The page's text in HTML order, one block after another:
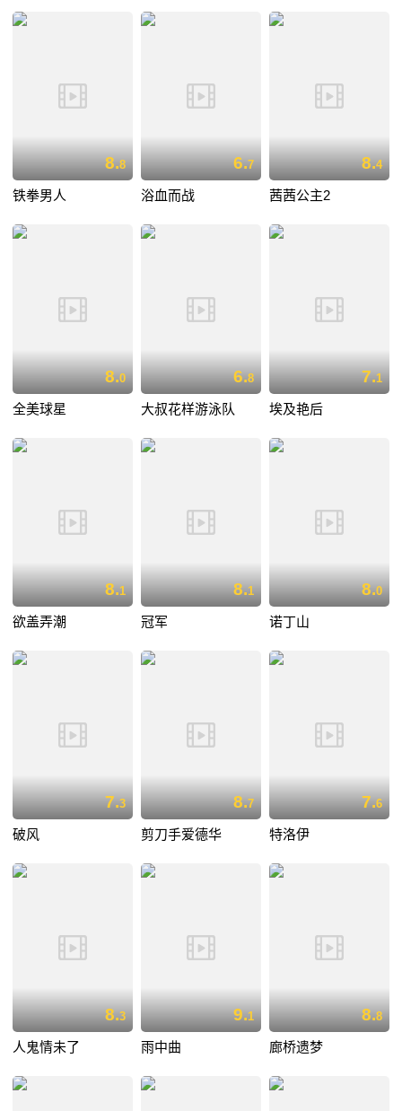
8.8
铁拳男人
6.7
浴血而战
8.4
茜茜公主2
8.0
全美球星
6.8
大叔花样游泳队
7.1
埃及艳后
8.1
欲盖弄潮
8.1
冠军
8.0
诺丁山
7.3
破风
8.7
剪刀手爱德华
7.6
特洛伊
8.3
人鬼情未了
9.1
雨中曲
8.8
廊桥遗梦